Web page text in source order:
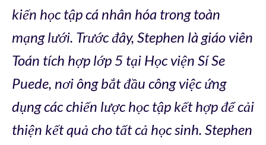
kiến ​​học tập cá nhân hóa trong toàn
mạng lưới. Trước đây, Stephen là giáo viên
Toán tích hợp lớp 5 tại Học viện Sí Se
Puede, nơi ông bắt đầu công việc ứng
dụng các chiến lược học tập kết hợp để cải
thiện kết quả cho tất cả học sinh. Stephen